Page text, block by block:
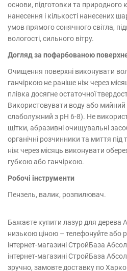
основи, підготовки та природного
нанесення і кількості нанесених
умов прямого сонячного світла,
вологості, сильного вітру.
Догляд за пофарбованою
Очищення поверхні виконувати
ганчіркою не раніше ніж через
плівка досягне остаточної
Використовувати воду або мийний
слаболужний з рН 6-8). Не
щітки, абразивні очищувальні
органічні розчинники та миття
ніж через місяць виконувати
губкою або ганчіркою.
Робочі інструменти
Пензель, валик, розпилювач.
Бажаєте купити лазур для дерева
низькою ціною – телефонуйте або
інтернет-магазині СтройБаза
інтернет-магазині СтройБаза
зручно, замовте доставку по